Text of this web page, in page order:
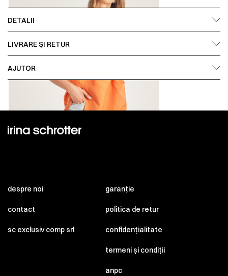
DETALII
LIVRARE ȘI RETUR
AJUTOR
despre noi
contact
sc exclusiv comp srl
garanție
politica de retur
confidențialitate
termeni și condiții
anpc